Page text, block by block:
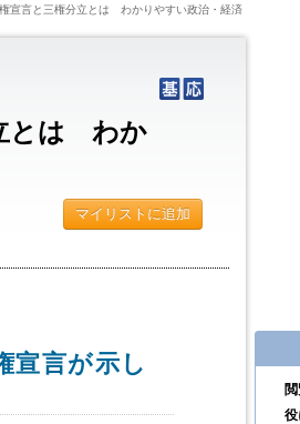
宣言と三権分立とは わかりやすい政治・経済
とは わか
マイリストに追加
宣言が示し